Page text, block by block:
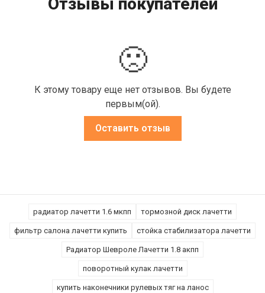
Отзывы покупателей
🙁
К этому товару еще нет отзывов. Вы будете
первым(ой).
Оставить отзыв
радиатор лачетти 1.6 мкпп тормозной диск лачетти
фильтр салона лачетти купить стойка стабилизатора лачетти
Радиатор Шевроле Лачетти 1.8 акпп
поворотный кулак лачетти
купить наконечники рулевых тяг на ланос